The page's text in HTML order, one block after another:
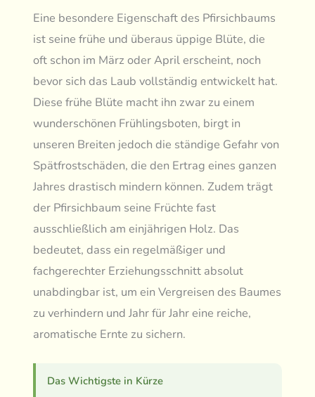
Eine besondere Eigenschaft des Pfirsichbaums
ist seine frühe und überaus üppige Blüte, die
oft schon im März oder April erscheint, noch
bevor sich das Laub vollständig entwickelt hat.
Diese frühe Blüte macht ihn zwar zu einem
wunderschönen Frühlingsboten, birgt in
unseren Breiten jedoch die ständige Gefahr von
Spätfrostschäden, die den Ertrag eines ganzen
Jahres drastisch mindern können. Zudem trägt
der Pfirsichbaum seine Früchte fast
ausschließlich am einjährigen Holz. Das
bedeutet, dass ein regelmäßiger und
fachgerechter Erziehungsschnitt absolut
unabdingbar ist, um ein Vergreisen des Baumes
zu verhindern und Jahr für Jahr eine reiche,
aromatische Ernte zu sichern.
Das Wichtigste in Kürze